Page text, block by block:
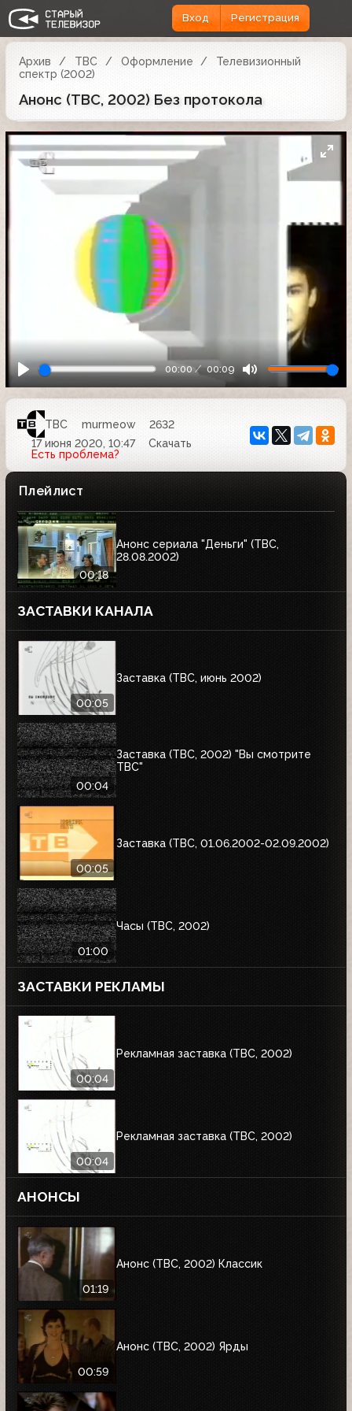
Вход Регистрация
Архив ТВС Оформление
Телевизионный
спектр (2002)
Анонс (ТВС, 2002) Без протокола
00:00 00:09
ТВС murmeow
2632
17 июня 2020, 10:47
Скачать
Есть проблема?
Плейлист
00:18
Анонс сериала "Деньги" (ТВС,
28.08.2002)
ЗАСТАВКИ КАНАЛА
00:05
Заставка (ТВС, июнь 2002)
00:04
Заставка (ТВС, 2002) "Вы смотрите
ТВС"
00:05
Заставка (ТВС, 01.06.2002-02.09.2002)
01:00
Часы (ТВС, 2002)
ЗАСТАВКИ РЕКЛАМЫ
00:04
Рекламная заставка (ТВС, 2002)
00:04
Рекламная заставка (ТВС, 2002)
АНОНСЫ
01:19
Анонс (ТВС, 2002) Классик
00:59
Анонс (ТВС, 2002) Ярды